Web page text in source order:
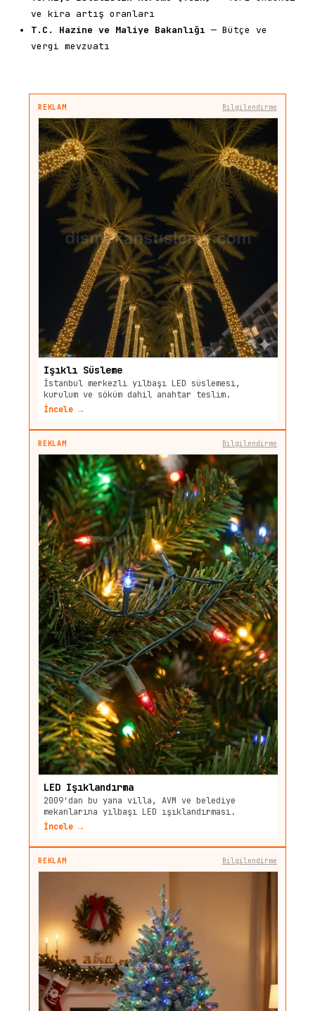
ve kira artış oranları
T.C. Hazine ve Maliye Bakanlığı — Bütçe ve
vergi mevzuatı
REKLAM Bilgilendirme
Işıklı Süsleme
İstanbul merkezli yılbaşı LED süslemesi,
kurulum ve söküm dahil anahtar teslim.
İncele →
REKLAM Bilgilendirme
LED Işıklandırma
2009'dan bu yana villa, AVM ve belediye
mekanlarına yılbaşı LED ışıklandırması.
İncele →
REKLAM Bilgilendirme